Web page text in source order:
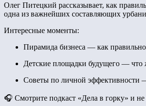
Олег Питецкий рассказывает, как
одна из важнейших составляющих
Интересные моменты:
Пирамида бизнеса — как правильно
Детские площадки будущего — что
Советы по личной эффективности
🎧 Смотрите подкаст «Дела в горку» и